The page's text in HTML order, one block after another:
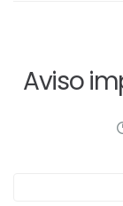
Aviso